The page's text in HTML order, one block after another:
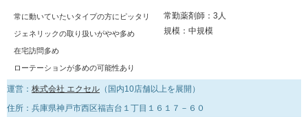
常に動いていたいタイプの方にピッタリ
ジェネリックの取り扱いがやや多め
在宅訪問多め
ローテーションが多めの可能性あり
常勤薬剤師：3人
規模：中規模
運営： 株式会社 エクセル （国内10店舗以上を展開）
住所：兵庫県神戸市西区福吉台１丁目１６１７－６０